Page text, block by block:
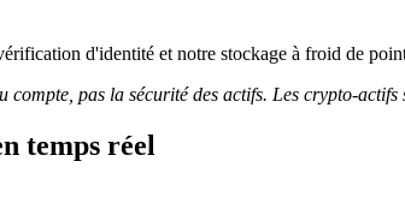
d'identité et notre stockage à froid de
compte, pas la sécurité des actifs. Les crypto-
temps réel